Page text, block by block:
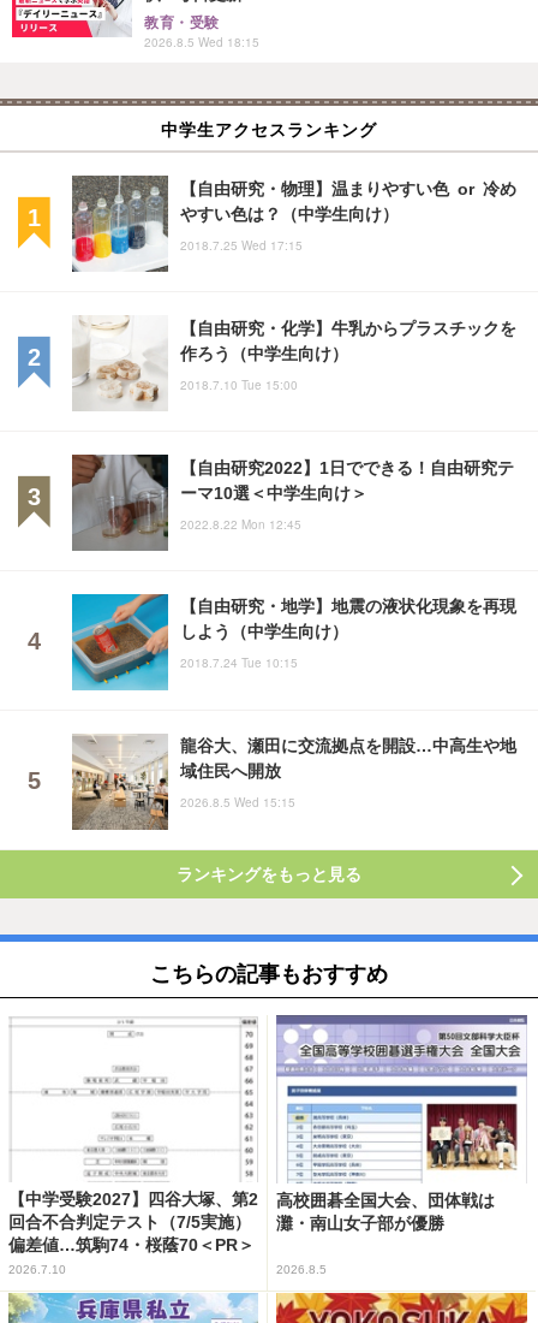
教育・受験
2026.8.5 Wed 18:15
中学生アクセスランキング
【自由研究・物理】温まりやすい色 or 冷め
やすい色は？（中学生向け）
2018.7.25 Wed 17:15
【自由研究・化学】牛乳からプラスチックを
作ろう（中学生向け）
2018.7.10 Tue 15:00
【自由研究2022】1日でできる！自由研究テ
ーマ10選＜中学生向け＞
2022.8.22 Mon 12:45
【自由研究・地学】地震の液状化現象を再現
しよう（中学生向け）
2018.7.24 Tue 10:15
龍谷大、瀬田に交流拠点を開設…中高生や地
域住民へ開放
2026.8.5 Wed 15:15
ランキングをもっと見る
こちらの記事もおすすめ
【中学受験2027】四谷大塚、第2
回合不合判定テスト（7/5実施）
偏差値…筑駒74・桜蔭70＜PR＞
2026.7.10
高校囲碁全国大会、団体戦は
灘・南山女子部が優勝
2026.8.5